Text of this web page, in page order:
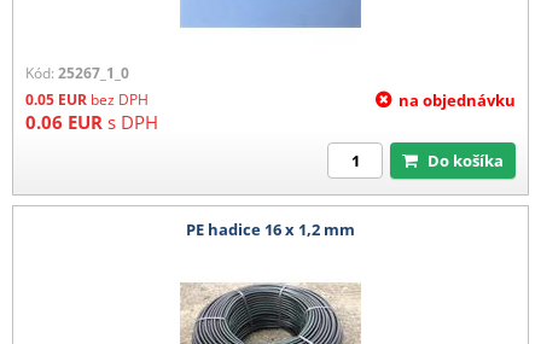
Kód: 25267_1_0
0.05 EUR bez DPH
0.06 EUR s DPH
na objednávku
Do košíka
PE hadice 16 x 1,2 mm